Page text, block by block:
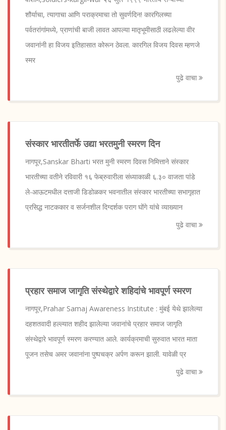
शौर्याचा, त्यागाचा आणि पराक्रमाचा तो सुवर्णदिन! कारगिलच्या
पर्वतरांगांमध्ये, प्राणांची बाजी लावत आपल्या मातृभूमीसाठी लढलेल्या वीर
जवानांनी हा विजय इतिहासात कोरून ठेवला. कारगिल विजय दिवस म्हणजे
स्मर
पुढे वाचा
संस्कार भारतीतर्फे उद्या भरतमुनी स्मरण दिन
नागपूर,Sanskar Bharti भरत मुनी स्मरण दिवस निमित्ताने संस्कार
भारतीच्या वतीने रविवारी १६ फेब्रुवारीला संध्याकाळी ६.३० वाजता पांडे
ले-आऊटमधील दत्ताजी डिडोळकर भवनातील संस्कार भारतीच्या सभागृहात
प्रसिद्ध नाटककार व सर्जनशील दिग्दर्शक पराग घोंगे यांचे व्याख्यान
पुढे वाचा
प्रहार समाज जागृति संस्थेद्वारे शहिदांचे भावपूर्ण स्मरण
नागपूर,Prahar Samaj Awareness Institute : मुंबई येथे झालेल्या
दहशतवादी हल्ल्यात शहीद झालेल्या जवानांचे प्रहार समाज जागृति
संस्थेद्वारे भावपूर्ण स्मरण करण्यात आले. कार्यक्रमाची सुरुवात भारत माता
पूजन तसेच अमर जवानांना पुष्पचक्र अर्पण करून झाली. यावेळी प्र
पुढे वाचा